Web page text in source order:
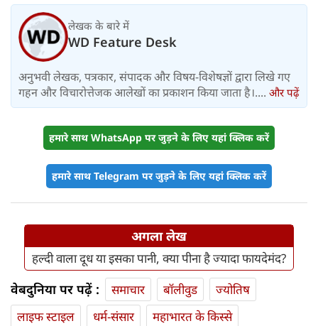
लेखक के बारे में
WD Feature Desk
अनुभवी लेखक, पत्रकार, संपादक और विषय-विशेषज्ञों द्वारा लिखे गए
गहन और विचारोत्तेजक आलेखों का प्रकाशन किया जाता है।.... और पढ़ें
हमारे साथ WhatsApp पर जुड़ने के लिए यहां क्लिक करें
हमारे साथ Telegram पर जुड़ने के लिए यहां क्लिक करें
अगला लेख
हल्दी वाला दूध या इसका पानी, क्या पीना है ज्यादा फायदेमंद?
वेबदुनिया पर पढ़ें : समाचार बॉलीवुड
ज्योतिष
लाइफ स्‍टाइल
धर्म-संसार
महाभारत के किस्से